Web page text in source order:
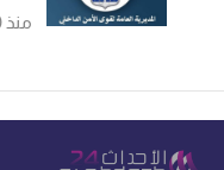
منذ 10 ساعات